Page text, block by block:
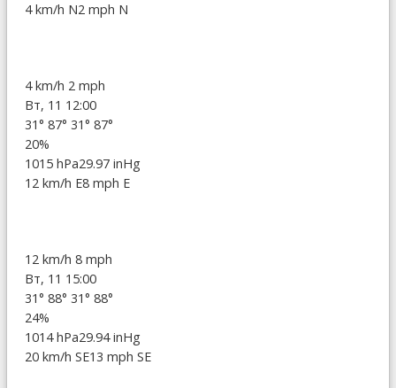
4 km/h N2 mph N
4 km/h 2 mph
Вт, 11 12:00
31° 87° 31° 87°
20%
1015 hPa29.97 inHg
12 km/h E8 mph E
12 km/h 8 mph
Вт, 11 15:00
31° 88° 31° 88°
24%
1014 hPa29.94 inHg
20 km/h SE13 mph SE